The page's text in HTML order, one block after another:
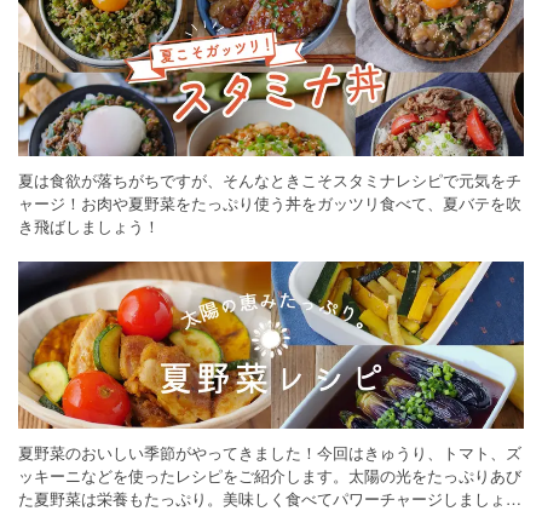
夏は食欲が落ちがちですが、そんなときこそスタミナレシピで元気をチ
ャージ！お肉や夏野菜をたっぷり使う丼をガッツリ食べて、夏バテを吹
き飛ばしましょう！
夏野菜のおいしい季節がやってきました！今回はきゅうり、トマト、ズ
ッキーニなどを使ったレシピをご紹介します。太陽の光をたっぷりあび
た夏野菜は栄養もたっぷり。美味しく食べてパワーチャージしましょう